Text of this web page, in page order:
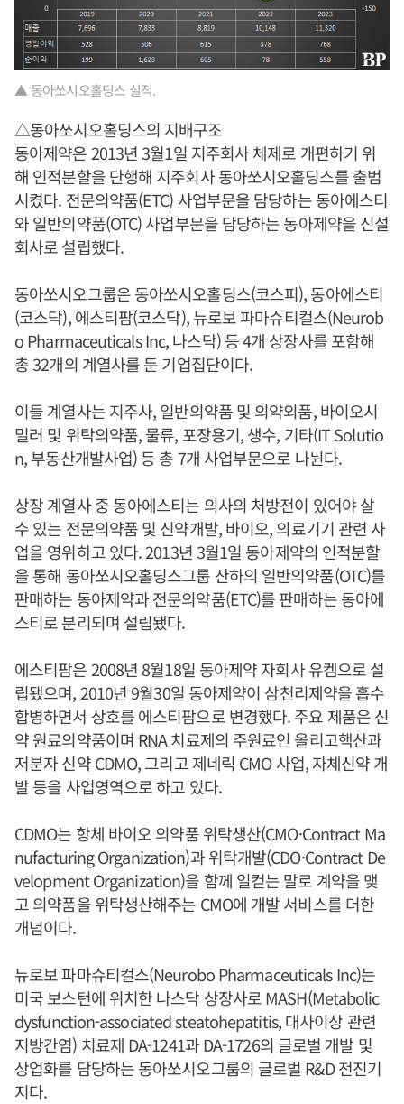
▲ 동아쏘시오홀딩스 실적.
△동아쏘시오홀딩스의 지배구조
동아제약은 2013년 3월1일 지주회사 체제로 개편하기 위
해 인적분할을 단행해 지주회사 동아쏘시오홀딩스를 출범
시켰다. 전문의약품(ETC) 사업부문을 담당하는 동아에스티
와 일반의약품(OTC) 사업부문을 담당하는 동아제약을 신설
회사로 설립했다.
동아쏘시오그룹은 동아쏘시오홀딩스(코스피), 동아에스티
(코스닥), 에스티팜(코스닥), 뉴로보 파마슈티컬스(Neurob
o Pharmaceuticals Inc, 나스닥) 등 4개 상장사를 포함해
총 32개의 계열사를 둔 기업집단이다.
이들 계열사는 지주사, 일반의약품 및 의약외품, 바이오시
밀러 및 위탁의약품, 물류, 포장용기, 생수, 기타(IT Solutio
n, 부동산개발사업) 등 총 7개 사업부문으로 나뉜다.
상장 계열사 중 동아에스티는 의사의 처방전이 있어야 살
수 있는 전문의약품 및 신약개발, 바이오, 의료기기 관련 사
업을 영위하고 있다. 2013년 3월1일 동아제약의 인적분할
을 통해 동아쏘시오홀딩스그룹 산하의 일반의약품(OTC)를
판매하는 동아제약과 전문의약품(ETC)를 판매하는 동아에
스티로 분리되며 설립됐다.
에스티팜은 2008년 8월18일 동아제약 자회사 유켐으로 설
립됐으며, 2010년 9월30일 동아제약이 삼천리제약을 흡수
합병하면서 상호를 에스티팜으로 변경했다. 주요 제품은 신
약 원료의약품이며 RNA 치료제의 주원료인 올리고핵산과
저분자 신약 CDMO, 그리고 제네릭 CMO 사업, 자체신약 개
발 등을 사업영역으로 하고 있다.
CDMO는 항체 바이오 의약품 위탁생산(CMO·Contract Ma
nufacturing Organization)과 위탁개발(CDO·Contract De
velopment Organization)을 함께 일컫는 말로 계약을 맺
고 의약품을 위탁생산해주는 CMO에 개발 서비스를 더한
개념이다.
뉴로보 파마슈티컬스(Neurobo Pharmaceuticals Inc)는
미국 보스턴에 위치한 나스닥 상장사로 MASH(Metabolic
dysfunction-associated steatohepatitis, 대사이상 관련
지방간염) 치료제 DA-1241과 DA-1726의 글로벌 개발 및
상업화를 담당하는 동아쏘시오그룹의 글로벌 R&D 전진기
지다.